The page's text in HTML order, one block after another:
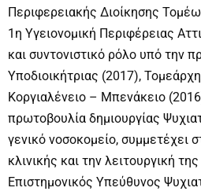
Περιφερειακής Διοίκησης
1η Υγειονομική Περιφέρειας
και συντονιστικό ρόλο υπό την
Υποδιοικήτριας (2017),
Κοργιαλένειο – Μπενάκειο
πρωτοβουλία δημιουργίας
γενικό νοσοκομείο, συμμετέχει
κλινικής και την λειτουργική
Επιστημονικός Υπεύθυνος